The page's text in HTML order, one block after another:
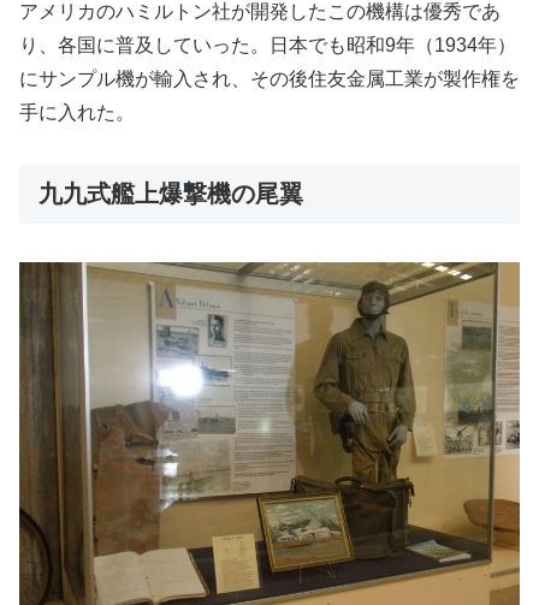
アメリカのハミルトン社が開発したこの機構は優秀であ
り、各国に普及していった。日本でも昭和9年（1934年）
にサンプル機が輸入され、その後住友金属工業が製作権を
手に入れた。
九九式艦上爆撃機の尾翼